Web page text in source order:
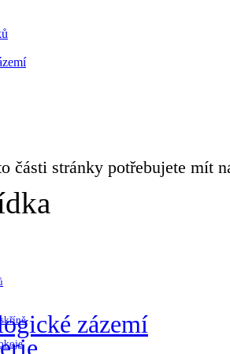
části stránky potřebujete mít
zázemí